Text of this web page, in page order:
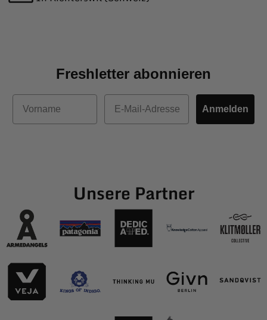
Freshletter abonnieren
Vorname
E-Mail
Anmelden
Unsere Partner